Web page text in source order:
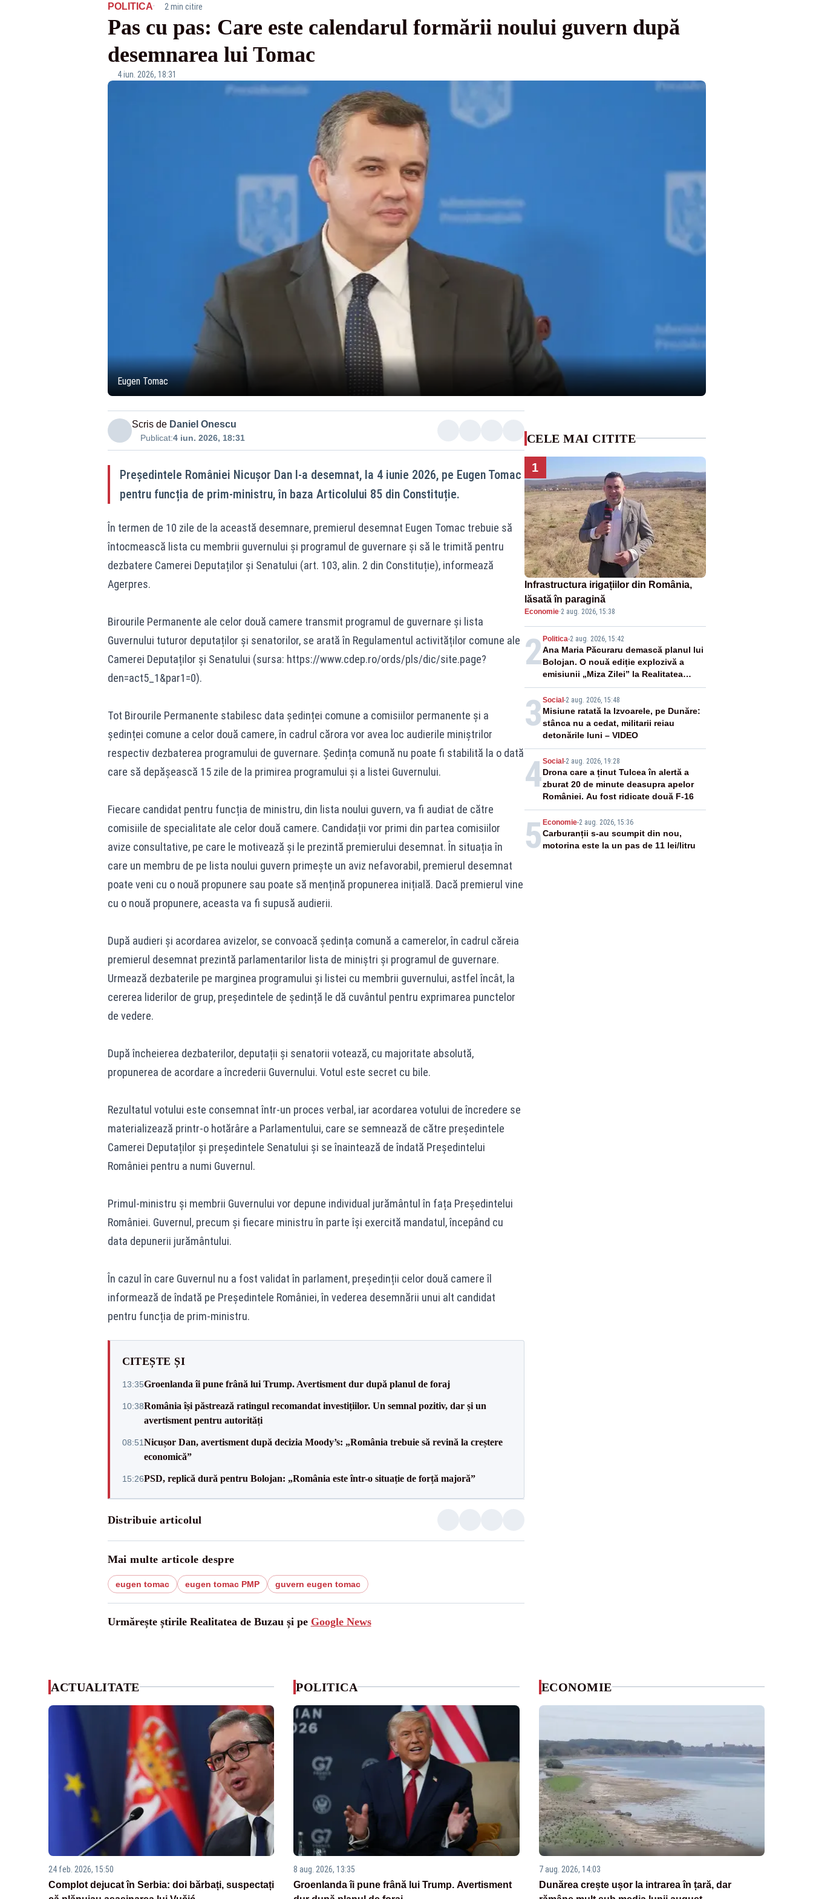
POLITICA· 2 min citire
Pas cu pas: Care este calendarul formării noului guvern după
desemnarea lui Tomac
4 iun. 2026, 18:31
Eugen Tomac
Scris de Daniel Onescu
Publicat:4 iun. 2026, 18:31
Președintele României Nicușor Dan l-a desemnat, la 4 iunie 2026, pe Eugen Tomac
pentru funcția de prim-ministru, în baza Articolului 85 din Constituție.
În termen de 10 zile de la această desemnare, premierul desemnat Eugen Tomac trebuie să
întocmească lista cu membrii guvernului și programul de guvernare și să le trimită pentru
dezbatere Camerei Deputaților și Senatului (art. 103, alin. 2 din Constituție), informează
Agerpres.
Birourile Permanente ale celor două camere transmit programul de guvernare și lista
Guvernului tuturor deputaților și senatorilor, se arată în Regulamentul activităților comune ale
Camerei Deputaților și Senatului (sursa: https://www.cdep.ro/ords/pls/dic/site.page?
den=act5_1&par1=0).
Tot Birourile Permanente stabilesc data ședinței comune a comisiilor permanente și a
ședinței comune a celor două camere, în cadrul cărora vor avea loc audierile miniștrilor
respectiv dezbaterea programului de guvernare. Ședința comună nu poate fi stabilită la o dată
care să depășească 15 zile de la primirea programului și a listei Guvernului.
Fiecare candidat pentru funcția de ministru, din lista noului guvern, va fi audiat de către
comisiile de specialitate ale celor două camere. Candidații vor primi din partea comisiilor
avize consultative, pe care le motivează și le prezintă premierului desemnat. În situația în
care un membru de pe lista noului guvern primește un aviz nefavorabil, premierul desemnat
poate veni cu o nouă propunere sau poate să mențină propunerea inițială. Dacă premierul vine
cu o nouă propunere, aceasta va fi supusă audierii.
După audieri și acordarea avizelor, se convoacă ședința comună a camerelor, în cadrul căreia
premierul desemnat prezintă parlamentarilor lista de miniștri și programul de guvernare.
Urmează dezbaterile pe marginea programului și listei cu membrii guvernului, astfel încât, la
cererea liderilor de grup, președintele de ședință le dă cuvântul pentru exprimarea punctelor
de vedere.
După încheierea dezbaterilor, deputații și senatorii votează, cu majoritate absolută,
propunerea de acordare a încrederii Guvernului. Votul este secret cu bile.
Rezultatul votului este consemnat într-un proces verbal, iar acordarea votului de încredere se
materializează printr-o hotărâre a Parlamentului, care se semnează de către președintele
Camerei Deputaților și președintele Senatului și se înaintează de îndată Președintelui
României pentru a numi Guvernul.
Primul-ministru și membrii Guvernului vor depune individual jurământul în fața Președintelui
României. Guvernul, precum și fiecare ministru în parte își exercită mandatul, începând cu
data depunerii jurământului.
În cazul în care Guvernul nu a fost validat în parlament, președinții celor două camere îl
informează de îndată pe Președintele României, în vederea desemnării unui alt candidat
pentru funcția de prim-ministru.
CITEȘTE ȘI
13:35Groenlanda îi pune frână lui Trump. Avertisment dur după planul de foraj
10:38România își păstrează ratingul recomandat investițiilor. Un semnal pozitiv, dar și un
avertisment pentru autorități
08:51Nicușor Dan, avertisment după decizia Moody’s: „România trebuie să revină la creștere
economică”
15:26PSD, replică dură pentru Bolojan: „România este într-o situație de forță majoră”
Distribuie articolul
Mai multe articole despre
eugen tomac eugen tomac PMP guvern eugen tomac
Urmărește știrile Realitatea de Buzau și pe Google News
CELE MAI CITITE
1
Infrastructura irigațiilor din România,
lăsată în paragină
Economie·2 aug. 2026, 15:38
2Politica-2 aug. 2026, 15:42
Ana Maria Păcuraru demască planul lui
Bolojan. O nouă ediție explozivă a
emisiunii „Miza Zilei” la Realitatea
PLUS
3 Social-2 aug. 2026, 15:48
Misiune ratată la Izvoarele, pe Dunăre:
stânca nu a cedat, militarii reiau
detonările luni – VIDEO
4Social-2 aug. 2026, 19:28
Drona care a ținut Tulcea în alertă a
zburat 20 de minute deasupra apelor
României. Au fost ridicate două F-16
5 Economie-2 aug. 2026, 15:36
Carburanții s-au scumpit din nou,
motorina este la un pas de 11 lei/litru
ACTUALITATE
24 feb. 2026, 15:50
Complot dejucat în Serbia: doi bărbați, suspectați
POLITICA
8 aug. 2026, 13:35
Groenlanda îi pune frână lui Trump. Avertisment
ECONOMIE
7 aug. 2026, 14:03
Dunărea crește ușor la intrarea în țară, dar